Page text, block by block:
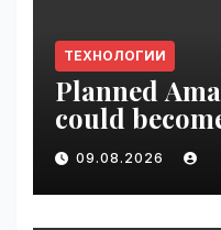
ТЕХНОЛОГИИ
Planned
could
climate
VseTime.ru
09.08.2026